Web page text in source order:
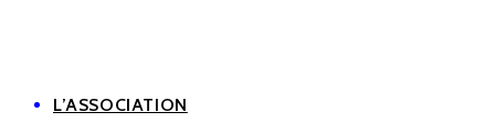
L’ASSOCIATION